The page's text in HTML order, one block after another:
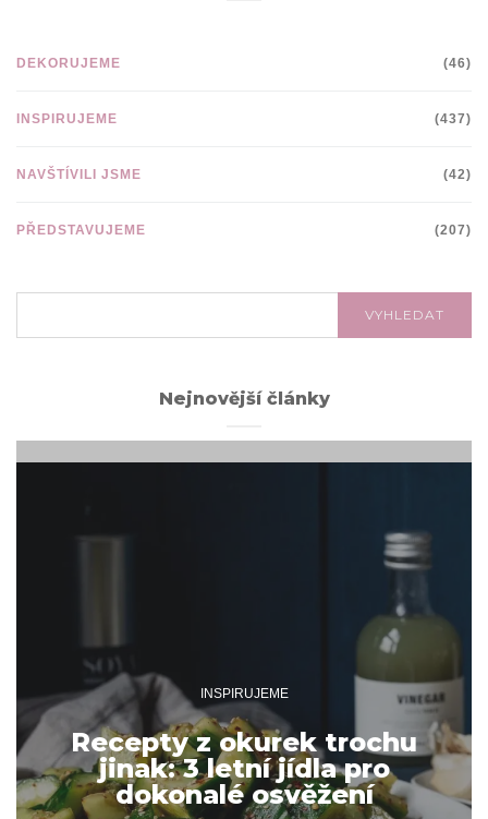
DEKORUJEME (46)
INSPIRUJEME (437)
NAVŠTÍVILI JSME (42)
PŘEDSTAVUJEME (207)
VYHLEDAT
Nejnovější články
INSPIRUJEME
Recepty z okurek trochu
jinak: 3 letní jídla pro
dokonalé osvěžení